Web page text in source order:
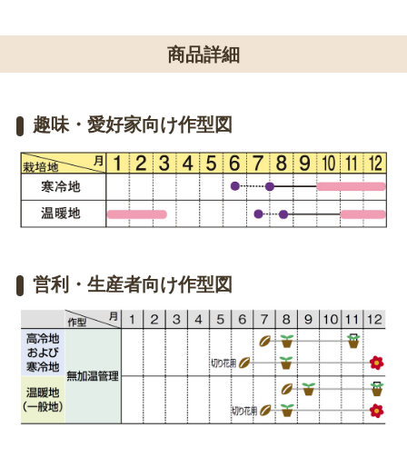
商品詳細
趣味・愛好家向け作型図
営利・生産者向け作型図